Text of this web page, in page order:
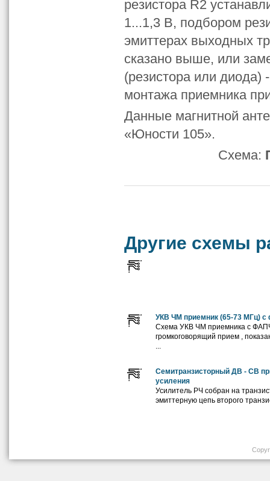
резистора R2
1...1,3 В, подбором
эмиттерах выходных
сказано выше, или
(резистора или диода)
монтажа приемника
Данные магнитной
«Юности 105».
Схема:
Другие схемы
УКВ ЧМ приемник (65-73 МГц)
Схема УКВ ЧМ приемника с
громкоговорящий прием ,
Семитранзисторный ДВ - СВ
усиления
Усилитель РЧ собран на
эмиттерную цепь второго